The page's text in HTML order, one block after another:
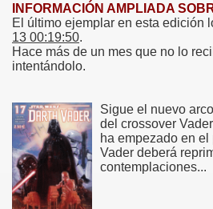
INFORMACIÓN AMPLIADA
El último ejemplar en esta edición
13 00:19:50.
Hace más de un mes que no lo
intentándolo.
Sigue el nuevo
del crossover
ha empezado en
Vader deberá
contemplaciones...